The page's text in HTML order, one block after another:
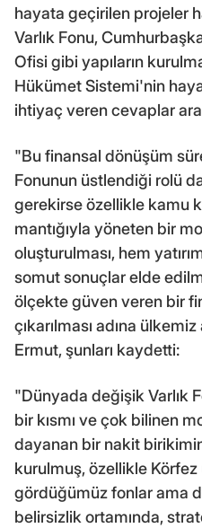
hayata geçirilen projeler
Varlık Fonu,
Ofisi gibi yapıların
Hükümet Sistemi'nin
ihtiyaç veren cevaplar
"Bu finansal dönüşüm
Fonunun üstlendiği rolü
gerekirse özellikle kamu
mantığıyla yöneten bir
oluşturulması, hem
somut sonuçlar elde
ölçekte güven veren bir
çıkarılması adına
Ermut, şunları kaydetti:
"Dünyada değişik Varlık
bir kısmı ve çok bilinen
dayanan bir nakit
kurulmuş, özellikle
gördüğümüz fonlar ama
belirsizlik ortamında,